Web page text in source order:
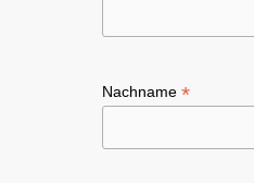
Nachname *